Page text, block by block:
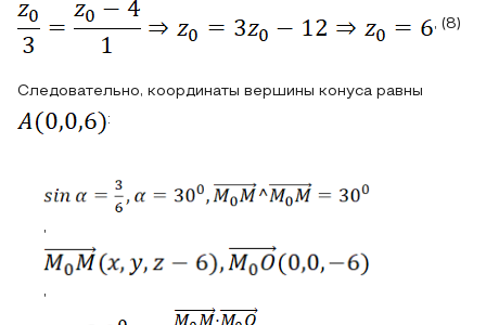
, (8)
Следовательно, координаты вершины конуса равны
:
,
,